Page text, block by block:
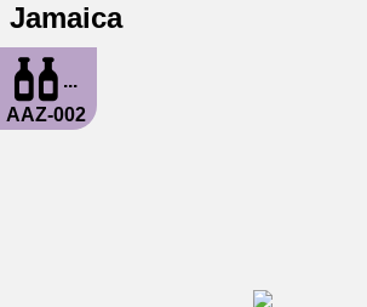
Jamaica
...
AAZ-002